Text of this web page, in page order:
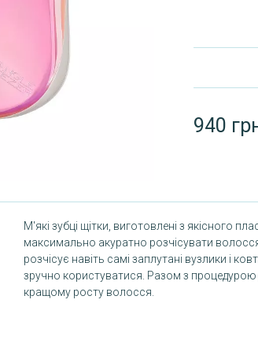
940
М'які зубці щітки, виготовлені з якісного
максимально акуратно розчісувати
розчісує навіть самі заплутані вузлики і
зручно користуватися. Разом з
кращому росту волосся.